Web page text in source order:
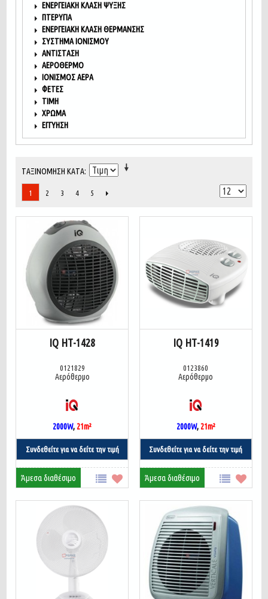
ΕΝΕΡΓΕΙΑΚΉ ΚΛΆΣΗ ΨΎΞΗΣ
ΠΤΕΡΎΓΙΑ
ΕΝΕΡΓΕΙΑΚΉ ΚΛΆΣΗ ΘΈΡΜΑΝΣΗΣ
ΣΎΣΤΗΜΑ ΙΟΝΙΣΜΟΎ
ΑΝΤΊΣΤΑΣΗ
ΑΕΡΌΘΕΡΜΟ
ΙΟΝΙΣΜΌΣ ΑΈΡΑ
ΦΈΤΕΣ
ΤΙΜΉ
ΧΡΏΜΑ
ΕΓΓΎΗΣΗ
ΤΑΞΙΝΌΜΗΣΗ ΚΑΤΆ
1 2 3 4 5
IQ ΗΤ-1428
0121829
Αερόθερμο
2000W,21m²
Συνδεθείτε για να δείτε την τιμή
Άμεσα διαθέσιμο
IQ ΗΤ-1419
0123860
Αερόθερμο
2000W,21m²
Συνδεθείτε για να δείτε την τιμή
Άμεσα διαθέσιμο